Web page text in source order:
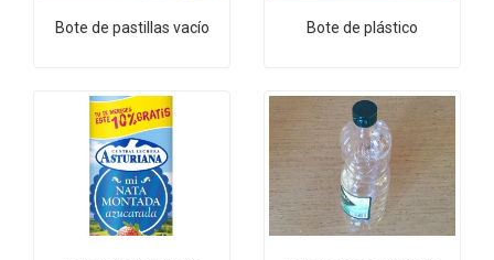
Bote de pastillas vacío Bote de plástico